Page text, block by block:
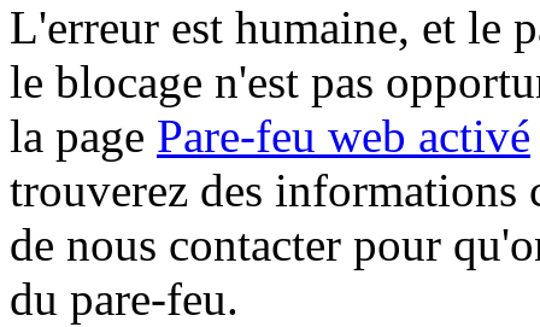
L'erreur est humaine, et le
le blocage n'est pas
la page Pare-feu web activé
trouverez des informations
de nous contacter pour
du pare-feu.